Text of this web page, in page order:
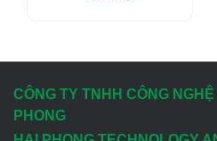
CÔNG TY TNHH CÔNG
PHONG